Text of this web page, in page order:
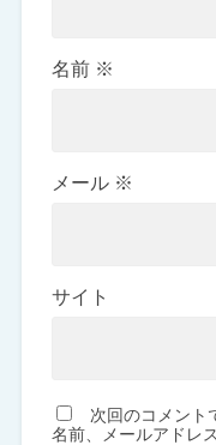
名前 ※
メール ※
サイト
次回のコメント
名前、メールアドレ